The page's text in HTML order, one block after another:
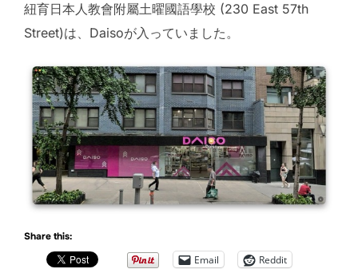
紐育日本人教會附屬土曜國語學校 (230 East 57th
Street)は、Daisoが入っていました。
Share this:
Email Reddit